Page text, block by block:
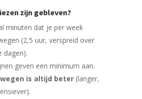
zijn gebleven?
minuten dat je per week
(2,5 uur, verspreid over
dagen).
geven een minimum aan.
is altijd beter (langer,